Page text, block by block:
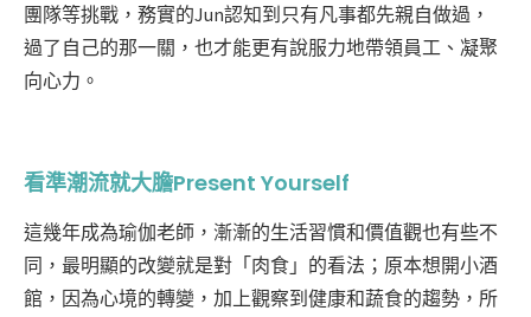
團隊等挑戰，務實的Jun認知到只有凡事都先親自做過，
過了自己的那一關，也才能更有說服力地帶領員工、凝聚
向心力。
看準潮流就大膽Present Yourself
這幾年成為瑜伽老師，漸漸的生活習慣和價值觀也有些不
同，最明顯的改變就是對「肉食」的看法；原本想開小酒
館，因為心境的轉變，加上觀察到健康和蔬食的趨勢，所